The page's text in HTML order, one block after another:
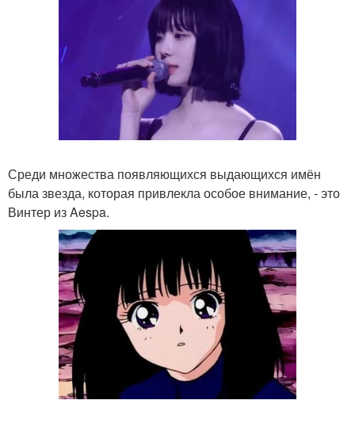
Среди множества появляющихся выдающихся имён
была звезда, которая привлекла особое внимание, - это
Винтер из Aespa.